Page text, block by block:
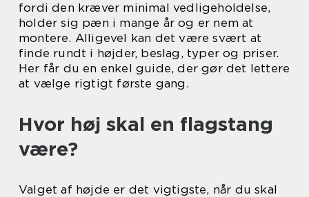
fordi den kræver minimal vedligeholdelse,
holder sig pæn i mange år og er nem at
montere. Alligevel kan det være svært at
finde rundt i højder, beslag, typer og priser.
Her får du en enkel guide, der gør det lettere
at vælge rigtigt første gang.
Hvor høj skal en flagstang
være?
Valget af højde er det vigtigste, når du skal